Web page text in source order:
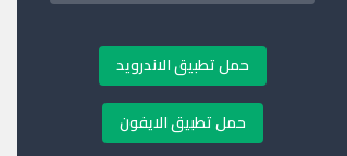
حمل تطبيق الاندرويد
حمل تطبيق الايفون